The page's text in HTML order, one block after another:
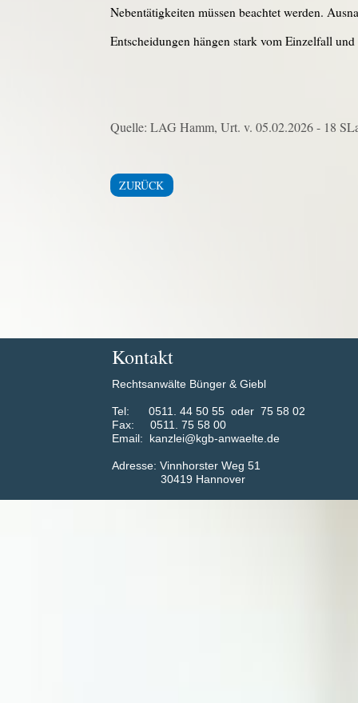
Nebentätigkeiten müssen beachtet werden.
Entscheidungen hängen stark vom Einzelfall
Quelle: LAG Hamm, Urt. v. 05.02.2026 - 18
ZURÜCK
Kontakt
Rechtsanwälte Bünger & Giebl
​Tel: 0511. 44 50 55 oder 75 58 02
Fax: 0511. 75 58 00
Email: kanzlei@kgb-anwaelte.de
Adress​​​​​​e: Vinnhorster Weg 51
30419 Hannover